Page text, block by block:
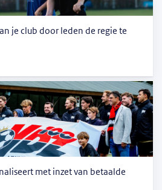
je club door leden de regie te
met inzet van betaalde